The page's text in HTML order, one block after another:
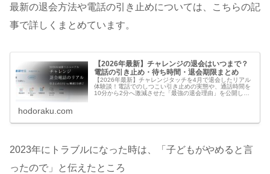
最新の退会方法や電話の引き止めについては、こちらの記
事で詳しくまとめています。
【2026年最新】チャレンジの退会はいつまで？
電話の引き止め・待ち時間・退会期限まとめ
【2026年最新】チャレンジタッチを4月で退会したリアル
体験談！電話でのしつこい引き止めの実態や、通話時間を
10分から2分へ激減させた「最強の退会理由」を公開しま
hodoraku.com
2023年にトラブルになった時は、「子どもがやめると言
ったので」と伝えたところ